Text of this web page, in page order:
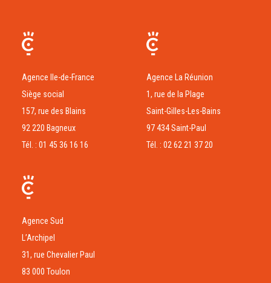
Agence Ile-de-France
Siège social
157, rue des Blains
92 220 Bagneux
Tél. : 01 45 36 16 16
Agence La Réunion
1, rue de la Plage
Saint-Gilles-Les-Bains
97 434 Saint-Paul
Tél. : 02 62 21 37 20
Agence Sud
L’Archipel
31, rue Chevalier Paul
83 000 Toulon